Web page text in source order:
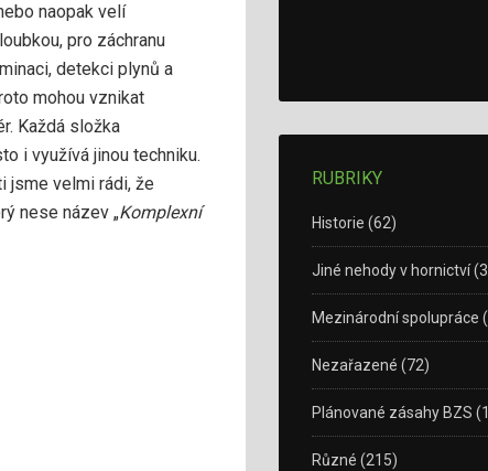
naopak velí
pro záchranu
detekci plynů a
mohou vznikat
Každá složka
i využívá jinou techniku.
jsme velmi rádi, že
nese název „Komplexní
RUBRIKY
Historie (62)
Jiné nehody v hornictví
Mezinárodní spolupráce
Nezařazené (72)
Plánované zásahy BZS
Různé (215)